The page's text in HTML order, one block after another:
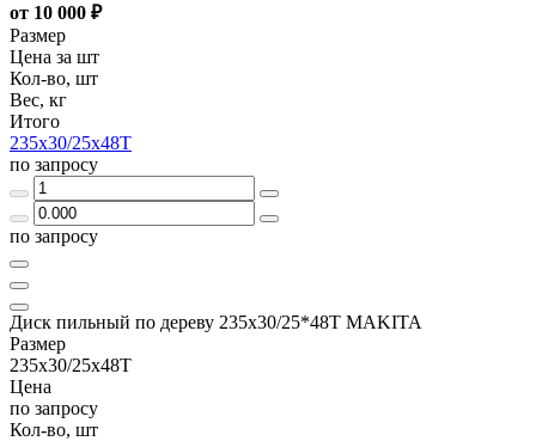
от 10 000 ₽
Размер
Цена за шт
Кол-во, шт
Вес, кг
Итого
235х30/25х48Т
по запросу
по запросу
Диск пильный по дереву 235х30/25*48Т MAKITA
Размер
235х30/25х48Т
Цена
по запросу
Кол-во, шт